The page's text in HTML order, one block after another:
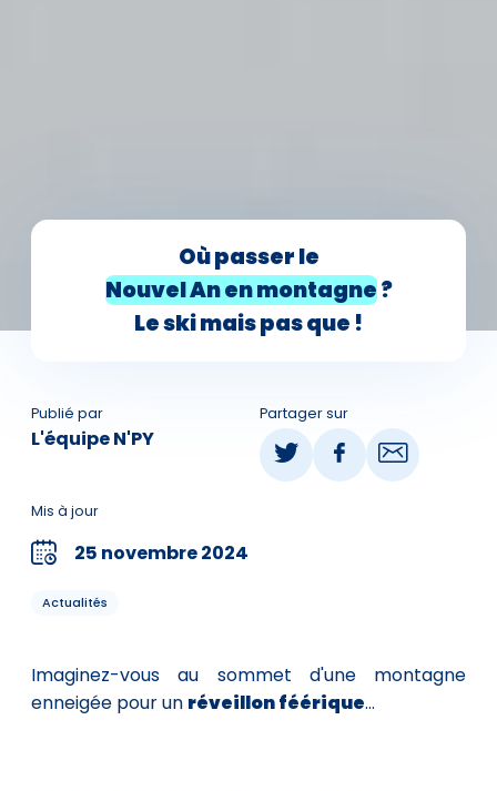
Où passer le
Nouvel An en montagne?
Le ski mais pas que !
Publié par
L'équipe N'PY
Partager sur
Mis à jour
25 novembre 2024
Actualités
Imaginez-vous au sommet d'une montagne
enneigée pour un réveillon féérique...